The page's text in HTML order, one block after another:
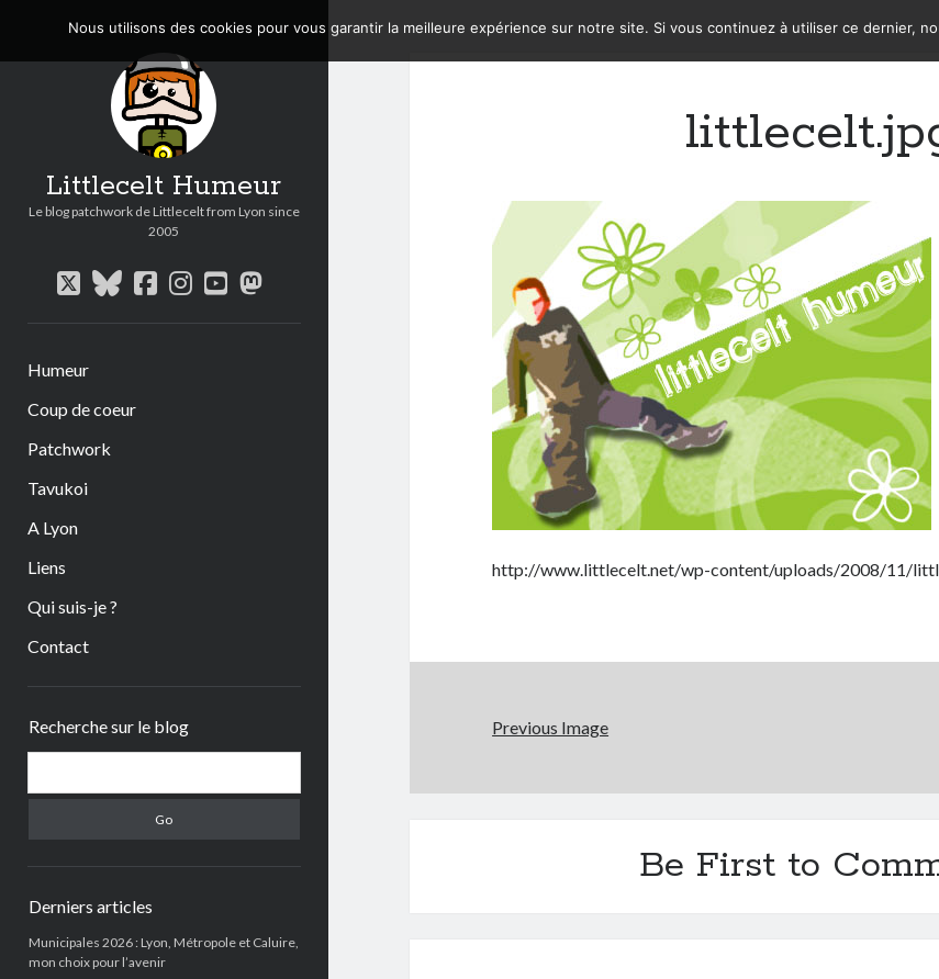
Littlecelt Humeur
Le blog patchwork de Littlecelt from Lyon since
2005
twitterbluesky
facebook
instagram
youtube
mastodon
Humeur
Coup de coeur
Patchwork
Tavukoi
A Lyon
Liens
Qui suis-je ?
Contact
Recherche sur le blog
Derniers articles
Municipales 2026 : Lyon, Métropole et Caluire,
mon choix pour l’avenir
http://www.littlecelt.net/wp-content/uploads/2008/11/
Previous Image
Be First to
Nous utilisons des cookies pour vous garantir la meilleure expérience sur notre site. Si vous continuez à utiliser ce dernier,